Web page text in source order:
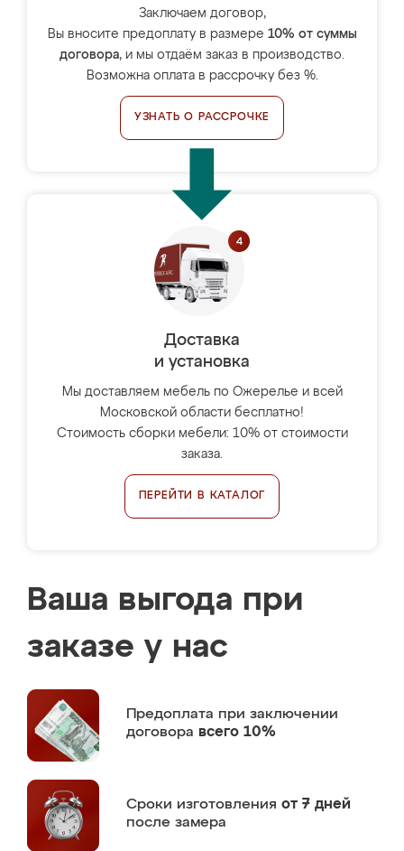
Заключаем договор,
Вы вносите предоплату в размере 10% от суммы
договора, и мы отдаём заказ в производство.
Возможна оплата в рассрочку без %.
УЗНАТЬ О РАССРОЧКЕ
Доставка
и установка
Мы доставляем мебель по Ожерелье и всей
Московской области бесплатно!
Стоимость сборки мебели: 10% от стоимости
заказа.
ПЕРЕЙТИ В КАТАЛОГ
Ваша выгода при
заказе у нас
Предоплата при заключении
договора всего 10%
Сроки изготовления от 7 дней
после замера